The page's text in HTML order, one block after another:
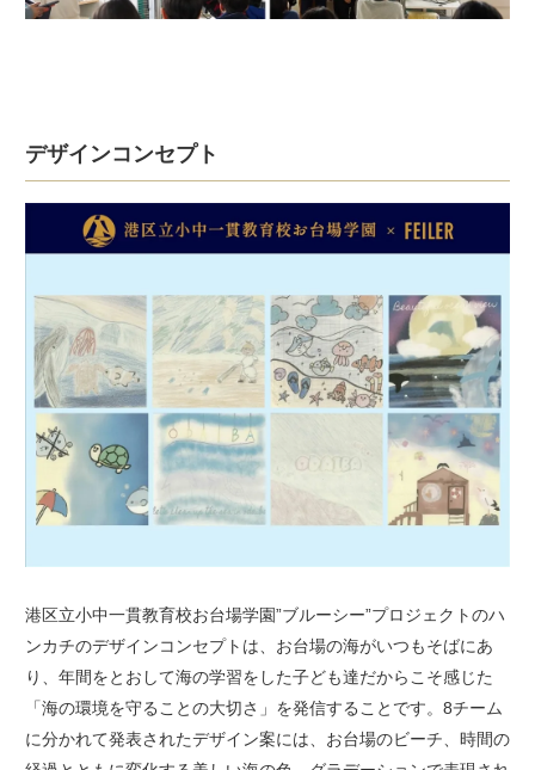
デザインコンセプト
港区立小中一貫教育校お台場学園”ブルーシー”プロジェクトのハ
ンカチのデザインコンセプトは、お台場の海がいつもそばにあ
り、年間をとおして海の学習をした子ども達だからこそ感じた
「海の環境を守ることの大切さ」を発信することです。8チーム
に分かれて発表されたデザイン案には、お台場のビーチ、時間の